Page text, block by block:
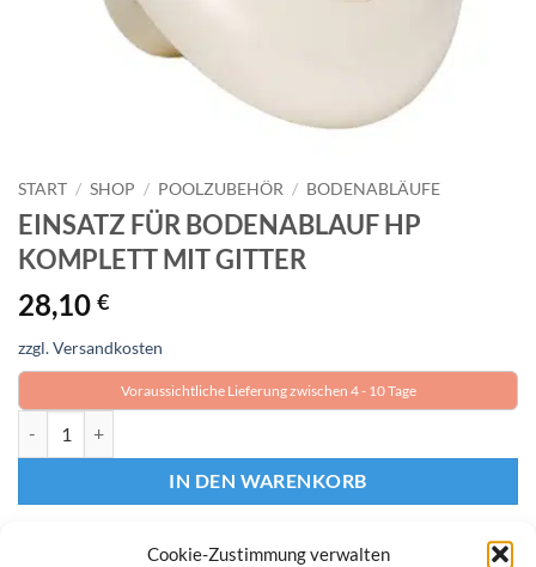
Cookie-Zustimmung verwalten
START / SHOP / POOLZUBEHÖR / BODENABLÄUFE
EINSATZ FÜR BODENABLAUF HP
KOMPLETT MIT GITTER
28,10 €
zzgl. Versandkosten
Voraussichtliche Lieferung zwischen 4 - 10 Tage
IN DEN WARENKORB